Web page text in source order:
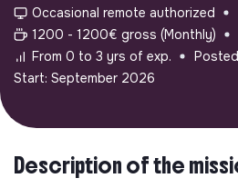
Occasional remote authorized
1200 - 1200€ gross (Monthly)
From 0 to 3 yrs of exp.
Start: September 2026
Description of the